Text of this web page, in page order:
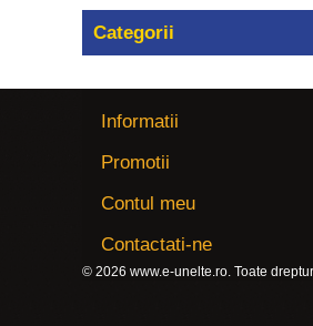
Categorii
Informatii
Promotii
Contul meu
Contactati-ne
© 2026 www.e-unelte.ro. Toate